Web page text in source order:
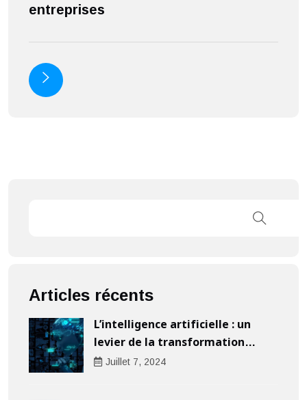
entreprises
Articles récents
L’intelligence artificielle : un
levier de la transformation
digitale pour les entreprises
Juillet 7, 2024